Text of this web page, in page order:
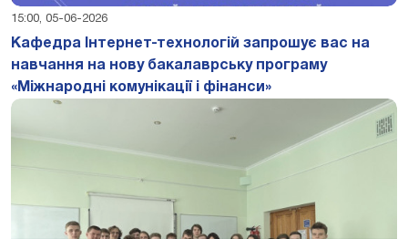
15:00, 05-06-2026
Кафедра Інтернет-технологій запрошує вас на
навчання на нову бакалаврську програму
«Міжнародні комунікації і фінанси»